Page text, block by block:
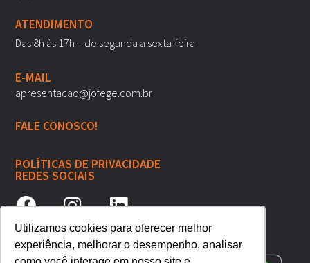
Utilizamos cookies para oferecer melhor
experiência, melhorar o desempenho, analisar
ATENDIMENTO
Das 8h às 17h – de segunda a sexta-feira
E-MAIL
apresentacao@jofege.com.br
FALE CONOSCO!
POLÍTICAS DE PRIVACIDADE
REDES SOCIAIS